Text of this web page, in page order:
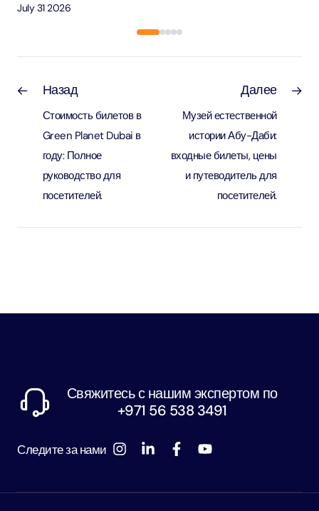
July 31 2026
Назад
Стоимость билетов в
Green Planet Dubai в
году: Полное
руководство для
посетителей.
Далее
Музей естественной
истории Абу-Даби:
входные билеты, цены
и путеводитель для
посетителей.
Свяжитесь с нашим экспертом по
+971 56 538 3491
Следите за нами